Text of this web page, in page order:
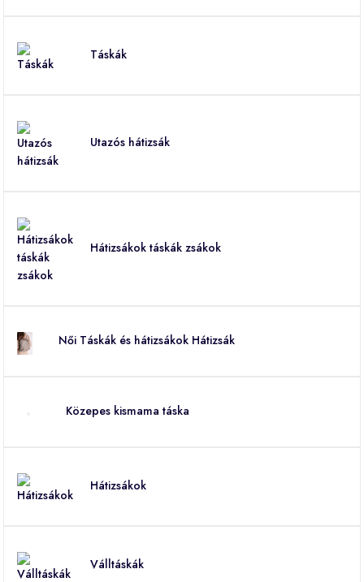
Táskák
Utazós hátizsák
Hátizsákok táskák zsákok
Női Táskák és hátizsákok Hátizsák
Közepes kismama táska
Hátizsákok
Válltáskák